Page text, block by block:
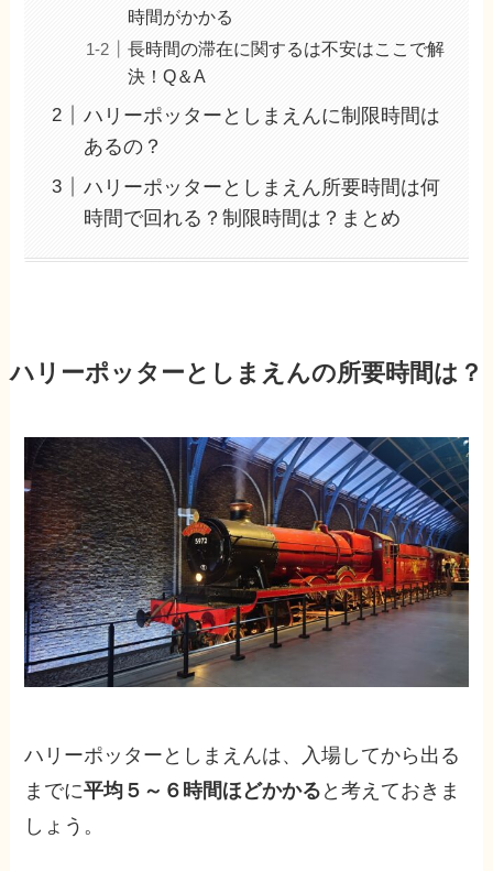
時間がかかる
長時間の滞在に関するは不安はここで解
決！Q＆A
ハリーポッターとしまえんに制限時間は
あるの？
ハリーポッターとしまえん所要時間は何
時間で回れる？制限時間は？まとめ
ハリーポッターとしまえんの所要時間は？
ハリーポッターとしまえんは、
入場してから出る
までに平均５～６時間ほどかかる と考えておきま
しょう。